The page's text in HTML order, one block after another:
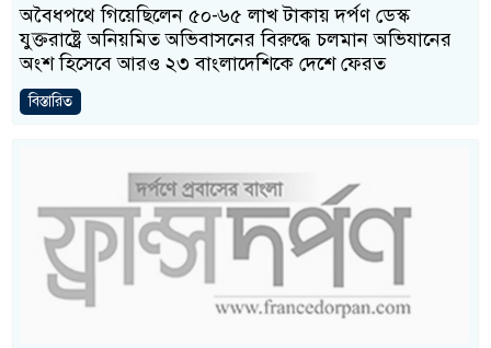
অবৈধপথে গিয়েছিলেন ৫০-৬৫ লাখ টাকায় দর্পণ ডেস্ক
যুক্তরাষ্ট্রে অনিয়মিত অভিবাসনের বিরুদ্ধে চলমান অভিযানের
অংশ হিসেবে আরও ২৩ বাংলাদেশিকে দেশে ফেরত
বিস্তারিত